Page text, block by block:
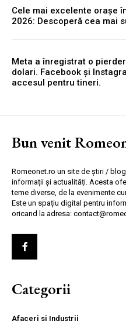
Cele mai excelente orașe
2026: Descoperă cea mai
Meta a înregistrat o
dolari. Facebook și
accesul pentru tineri.
Bun venit
Romeonet.ro un site de știri /
informații și actualități. Acesta
teme diverse, de la evenimente
Este un spațiu digital pentru
oricand la adresa:
Categorii
Afaceri si Industrii